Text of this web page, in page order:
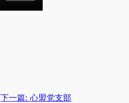
下一篇:心盟党支部